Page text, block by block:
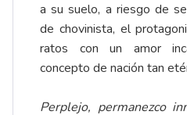
a su suelo, a riesgo de
de chovinista, el
ratos con un amor
concepto de nación tan
Perplejo, permanezco